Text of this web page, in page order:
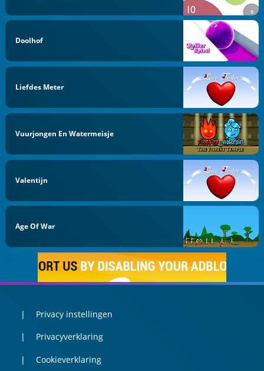
Doolhof
Liefdes Meter
Vuurjongen En Watermeisje
Valentijn
Age Of War
Privacy instellingen
Privacyverklaring
Cookieverklaring